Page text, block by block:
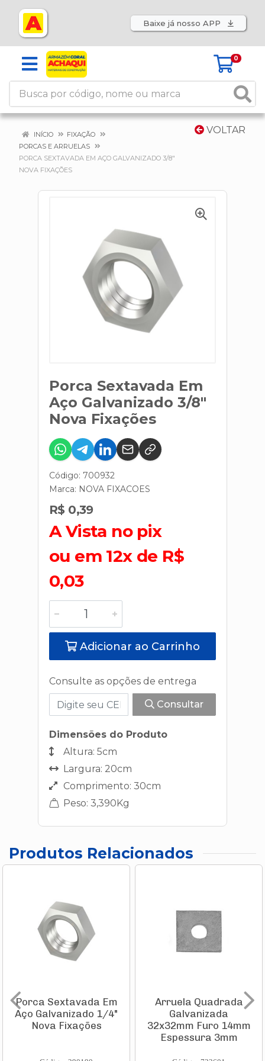
Baixe já nosso APP
0
VOLTAR
INÍCIO
FIXAÇÃO
PORCAS E ARRUELAS
PORCA SEXTAVADA EM AÇO GALVANIZADO 3/8"
NOVA FIXAÇÕES
Porca Sextavada Em
Aço Galvanizado 3/8"
Nova Fixações
Código: 700932
Marca: NOVA FIXACOES
R$ 0,39
A Vista no pix
ou em 12x de R$
0,03
Adicionar ao Carrinho
Consulte as opções de entrega
Consultar
Dimensões do Produto
Altura: 5cm
Largura: 20cm
Comprimento: 30cm
Peso: 3,390Kg
Produtos Relacionados
Porca Sextavada Em
Aço Galvanizado 1/4"
Nova Fixações
Arruela Quadrada
Galvanizada
32x32mm Furo 14mm
Espessura 3mm